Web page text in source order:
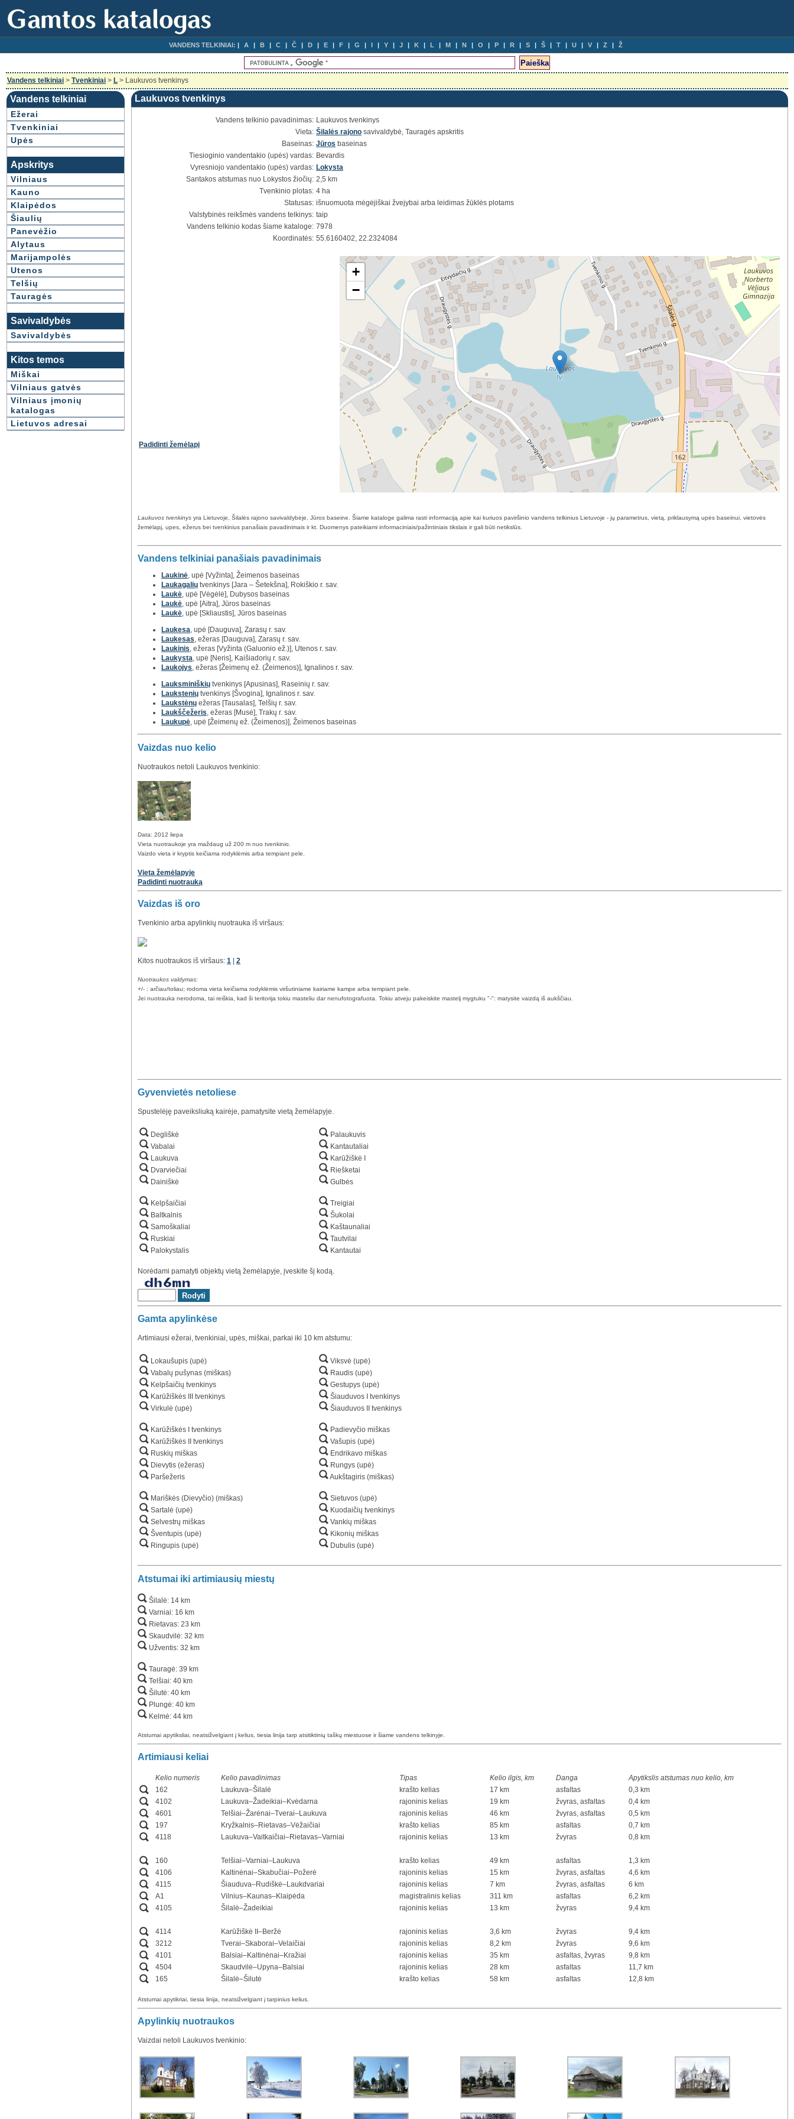
VANDENS TELKINIAI: A B C Č D E F G I Y J K L M N O P R S Š T U V Z Ž
Vandens telkiniai > Tvenkiniai > L > Laukuvos tvenkinys
Vandens telkiniai
Ežerai
Tvenkiniai
Upės
Apskritys
Vilniaus
Kauno
Klaipėdos
Šiaulių
Panevėžio
Alytaus
Marijampolės
Utenos
Telšių
Tauragės
Savivaldybės
Savivaldybės
Kitos temos
Miškai
Vilniaus gatvės
Vilniaus įmonių
katalogas
Lietuvos adresai
Laukuvos tvenkinys
Vandens telkinio pavadinimas: Laukuvos tvenkinys
Vieta: Šilalės rajono savivaldybė, Tauragės apskritis
Baseinas: Jūros baseinas
Tiesioginio vandentakio (upės) vardas: Bevardis
Vyresniojo vandentakio (upės) vardas: Lokysta
Santakos atstumas nuo Lokystos žiočių: 2,5 km
Tvenkinio plotas: 4 ha
Statusas: išnuomuota mėgėjiškai žvejybai arba leidimas žūklės plotams
Valstybinės reikšmės vandens telkinys: taip
Vandens telkinio kodas šiame kataloge: 7978
Koordinatės: 55.6160402, 22.2324084
Padidinti žemėlapį
+
−
Laukuvos tvenkinys yra Lietuvoje, Šilalės rajono savivaldybėje, Jūros baseine. Šiame kataloge galima rasti informaciją apie kai kuriuos paviršinio vandens telkinius Lietuvoje - jų parametrus, vietą, priklausymą upės baseinui, vietovės
žemėlapį, upes, ežerus bei tvenkinius panašiais pavadinimais ir kt. Duomenys pateikiami informaciniais/pažintiniais tikslais ir gali būti netikslūs.
Vandens telkiniai panašiais pavadinimais
Laukinė, upė [Vyžinta], Žeimenos baseinas
Laukagalių tvenkinys [Jara – Šetekšna], Rokiškio r. sav.
Laukė, upė [Vėgėlė], Dubysos baseinas
Laukė, upė [Aitra], Jūros baseinas
Laukė, upė [Skliaustis], Jūros baseinas
Laukesa, upė [Dauguva], Zarasų r. sav.
Laukesas, ežeras [Dauguva], Zarasų r. sav.
Laukinis, ežeras [Vyžinta (Galuonio ež.)], Utenos r. sav.
Laukysta, upė [Neris], Kaišiadorių r. sav.
Laukojys, ežeras [Žeimenų ež. (Žeimenos)], Ignalinos r. sav.
Lauksminiškių tvenkinys [Apusinas], Raseinių r. sav.
Laukstenių tvenkinys [Švogina], Ignalinos r. sav.
Laukstėnų ežeras [Tausalas], Telšių r. sav.
Laukščežeris, ežeras [Musė], Trakų r. sav.
Laukupė, upė [Žeimenų ež. (Žeimenos)], Žeimenos baseinas
Vaizdas nuo kelio
Nuotraukos netoli Laukuvos tvenkinio:
Data: 2012 liepa
Vieta nuotraukoje yra maždaug už 200 m nuo tvenkinio.
Vaizdo vieta ir kryptis keičiama rodyklėmis arba tempiant pele.
Vieta žemėlapyje
Padidinti nuotrauką
Vaizdas iš oro
Tvenkinio arba apylinkių nuotrauka iš viršaus:
Kitos nuotraukos iš viršaus: 1 | 2
Nuotraukos valdymas:
+/- : arčiau/toliau; rodoma vieta keičiama rodyklėmis viršutiniame kairiame kampe arba tempiant pele.
Jei nuotrauka nerodoma, tai reiškia, kad ši teritorija tokiu masteliu dar nenufotografuota. Tokiu atveju pakeiskite mastelį mygtuku "-": matysite vaizdą iš aukščiau.
Gyvenvietės netoliese
Spustelėję paveiksliuką kairėje, pamatysite vietą žemėlapyje.
Degliškė
Vabalai
Laukuva
Dvarviečiai
Dainiškė
Kelpšaičiai
Baltkalnis
Samoškaliai
Ruskiai
Palokystalis
Palaukuvis
Kantautaliai
Karūžiškė I
Riešketai
Gulbės
Treigiai
Šukolai
Kaštaunaliai
Tautvilai
Kantautai
Norėdami pamatyti objektų vietą žemėlapyje, įveskite šį kodą.
Gamta apylinkėse
Artimiausi ežerai, tvenkiniai, upės, miškai, parkai iki 10 km atstumu:
Lokaušupis (upė)
Vabalų pušynas (miškas)
Kelpšaičių tvenkinys
Karūžiškės III tvenkinys
Virkulė (upė)
Karūžiškės I tvenkinys
Karūžiškės II tvenkinys
Ruskių miškas
Dievytis (ežeras)
Paršežeris
Mariškės (Dievyčio) (miškas)
Sartalė (upė)
Selvestrų miškas
Šventupis (upė)
Ringupis (upė)
Viksvė (upė)
Raudis (upė)
Gestupys (upė)
Šiauduvos I tvenkinys
Šiauduvos II tvenkinys
Padievyčio miškas
Vašupis (upė)
Endrikavo miškas
Rungys (upė)
Aukštagiris (miškas)
Sietuvos (upė)
Kuodaičių tvenkinys
Vankių miškas
Kikonių miškas
Dubulis (upė)
Atstumai iki artimiausių miestų
Šilalė: 14 km
Varniai: 16 km
Rietavas: 23 km
Skaudvilė: 32 km
Užventis: 32 km
Tauragė: 39 km
Telšiai: 40 km
Šilutė: 40 km
Plungė: 40 km
Kelmė: 44 km
Atstumai apytiksliai, neatsižvelgiant į kelius, tiesia linija tarp atsitiktinių taškų miestuose ir šiame vandens telkinyje.
Artimiausi keliai
Kelio numeris Kelio pavadinimas Tipas Kelio ilgis, km Danga
Apytikslis atstumas nuo kelio, km
162
Laukuva–Šilalė krašto kelias 17 km asfaltas
0,3 km
4102
Laukuva–Žadeikiai–Kvėdarna rajoninis kelias 19 km žvyras, asfaltas
0,4 km
4601
Telšiai–Žarėnai–Tverai–Laukuva rajoninis kelias 46 km žvyras, asfaltas
0,5 km
197
Kryžkalnis–Rietavas–Vėžaičiai krašto kelias 85 km asfaltas
0,7 km
4118
Laukuva–Vaitkaičiai–Rietavas–Varniai rajoninis kelias 13 km žvyras 0,8 km
160 Telšiai–Varniai–Laukuva krašto kelias 49 km asfaltas
1,3 km
4106
Kaltinėnai–Skabučiai–Požerė rajoninis kelias 15 km žvyras, asfaltas
4,6 km
4115
Šiauduva–Rudiškė–Laukdvariai rajoninis kelias 7 km žvyras, asfaltas
6 km
A1
Vilnius–Kaunas–Klaipėda magistralinis kelias 311 km asfaltas
6,2 km
4105
Šilalė–Žadeikiai rajoninis kelias 13 km žvyras 9,4 km
4114 Karūžiškė II–Beržė rajoninis kelias 3,6 km žvyras
9,4 km
3212
Tverai–Skaborai–Velaičiai rajoninis kelias 8,2 km žvyras
9,6 km
4101
Balsiai–Kaltinėnai–Kražiai rajoninis kelias 35 km asfaltas, žvyras
9,8 km
4504
Skaudvilė–Upyna–Balsiai rajoninis kelias 28 km asfaltas
11,7 km
165
Šilalė–Šilutė krašto kelias 58 km asfaltas 12,8 km
Atstumai apytikriai, tiesia linija, neatsižvelgiant į tarpinius kelius.
Apylinkių nuotraukos
Vaizdai netoli Laukuvos tvenkinio: